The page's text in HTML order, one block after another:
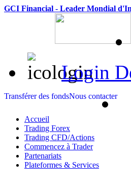
GCI Financial - Leader Mondial
Login
Transférer des fondsNous contacter
Accueil
Trading Forex
Trading CFD/Actions
Commencez à Trader
Partenariats
Plateformes & Services